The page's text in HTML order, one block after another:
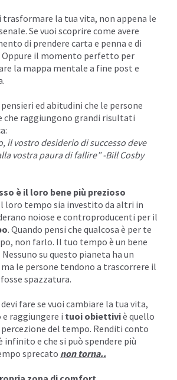
trasformare la tua vita, non appena le
Se vuoi scoprire come avere
di prendere carta e penna e di
Oppure il momento perfetto per
la mappa mentale a fine post e
ed abitudini che le persone
che raggiungono grandi risultati
il vostro desiderio di successo deve
vostra paura di fallire” -Bill Cosby
è il loro bene più prezioso
loro tempo sia investito da altri in
noiose e controproducenti per il
. Quando pensi che qualcosa è per te
non farlo. Il tuo tempo è un bene
su questo pianeta ha un
le persone tendono a trascorrere il
spazzatura.
fare se vuoi cambiare la tua vita,
e raggiungere i tuoi obiettiviè quello
del tempo. Renditi conto
infinito e che si può spendere più
sprecato non torna..